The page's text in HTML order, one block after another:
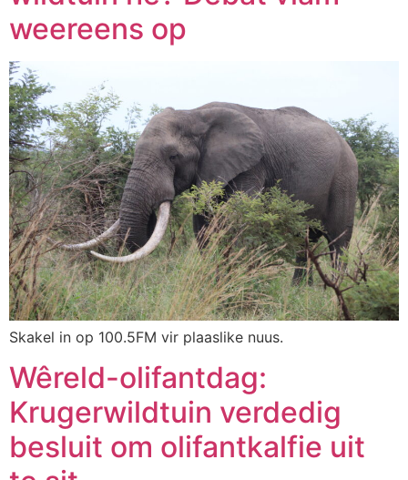
weereens op
Skakel in op 100.5FM vir plaaslike nuus.
Wêreld-olifantdag:
Krugerwildtuin verdedig
besluit om olifantkalfie uit